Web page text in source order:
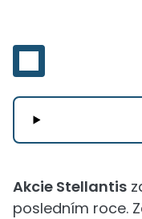
Akcie Stellantis
posledním roce.